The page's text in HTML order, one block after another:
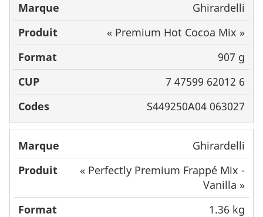
Marque Format
Ghirardelli
« Premium Hot Cocoa Mix »
907 g
7 47599 62012 6
S449250A04 063027
Ghirardelli
« Perfectly Premium Frappé Mix -
Vanilla »
1.36 kg